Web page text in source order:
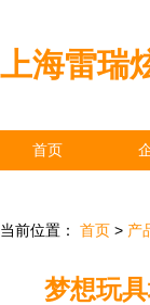
上海雷瑞
首页
当前位置： 首页 > 产
梦想玩